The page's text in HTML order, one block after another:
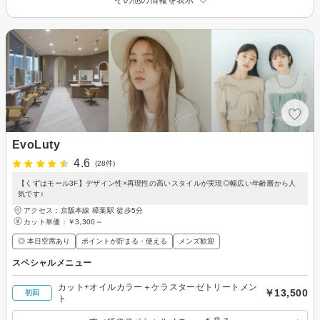
EvoLuty
4.6
(28件)
【くずはモール3F】デザイン性×再現性の高いスタイルが実現◎幅広い年齢層から人
気です♪
アクセス：京阪本線 樟葉駅 徒歩5分
カット単価： ￥3,300～
◎ 本日空席あり ポイントが貯まる・使える メンズ歓迎
スペシャルメニュー
初回
カット+オイルカラー＋ケラスターゼトリートメン
ト
￥13,500